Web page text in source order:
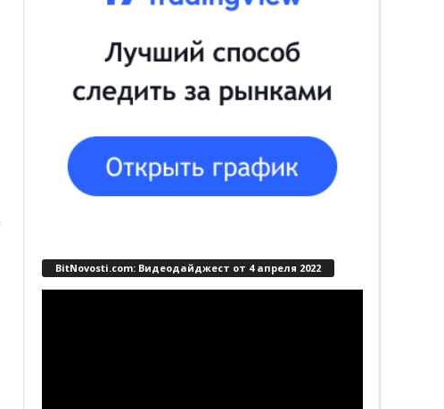
BitNovosti.com: Видеодайджест от 4 апреля 2022